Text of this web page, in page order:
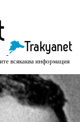
всякаква информация